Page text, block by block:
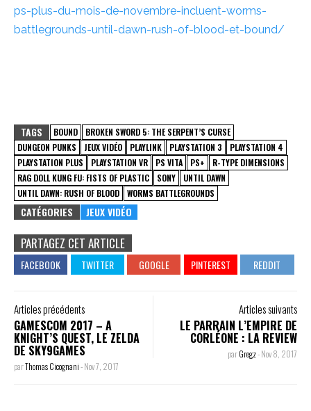
ps-plus-du-mois-de-novembre-incluent-worms-
battlegrounds-until-dawn-rush-of-blood-et-bound/
TAGS BOUND
BROKEN SWORD 5: THE SERPENT’S CURSE
DUNGEON PUNKS
JEUX VIDÉO PLAYLINK PLAYSTATION 3
PLAYSTATION 4
PLAYSTATION PLUS
PLAYSTATION VR PS VITA PS+
R-TYPE DIMENSIONS
RAG DOLL KUNG FU: FISTS OF PLASTIC
SONY
UNTIL DAWN
UNTIL DAWN: RUSH OF BLOOD
WORMS BATTLEGROUNDS
CATÉGORIES JEUX VIDÉO
PARTAGEZ CET ARTICLE
Articles précédents
GAMESCOM 2017 – A
KNIGHT’S QUEST, LE ZELDA
DE SKY9GAMES
parThomas Cicognani-Nov 7, 2017
Articles suivants
LE PARRAIN L’EMPIRE DE
CORLÉONE : LA REVIEW
parGregz-Nov 8, 2017